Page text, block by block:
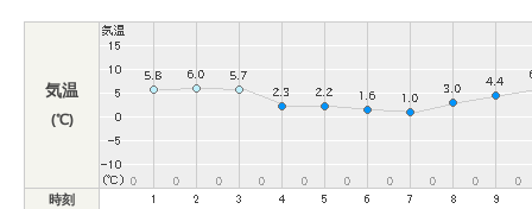
気温
(℃)
時刻